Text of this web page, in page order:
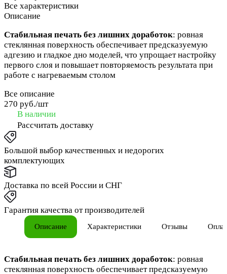
Все характеристики
Описание
Стабильная печать без лишних доработок: ровная
стеклянная поверхность обеспечивает предсказуемую
адгезию и гладкое дно моделей, что упрощает настройку
первого слоя и повышает повторяемость результата при
работе с нагреваемым столом
Все описание
270 руб./шт
В наличии
Рассчитать доставку
Большой выбор качественных и недорогих
комплектующих
Доставка по всей России и СНГ
Гарантия качества от производителей
Описание Характеристики Отзывы
Стабильная печать без лишних доработок: ровная
стеклянная поверхность обеспечивает предсказуемую